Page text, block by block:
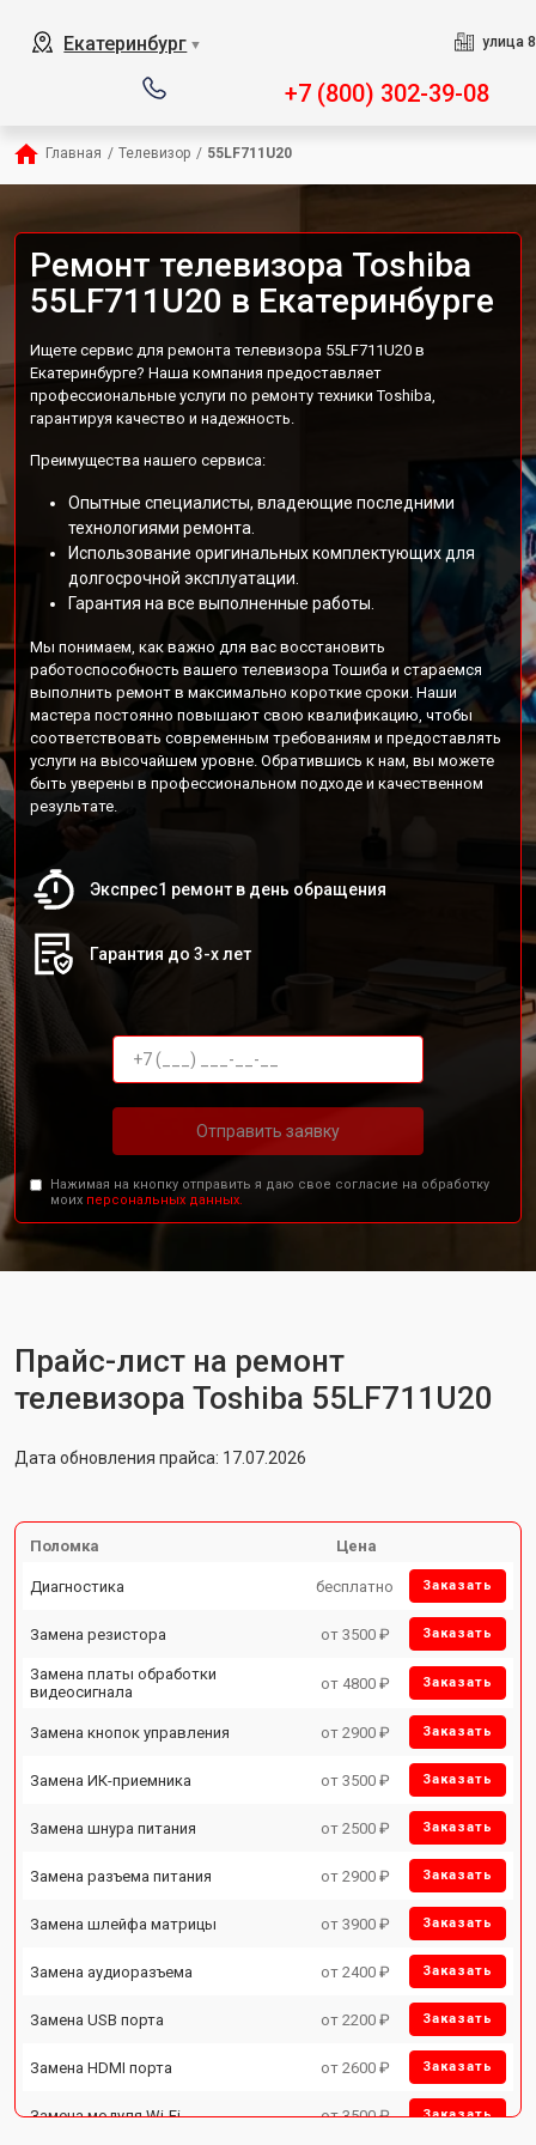
Екатеринбург ▼ улица
+7 (800) 302-39-08
Главная / Телевизор / 55LF711U20
Ремонт телевизора Toshiba
55LF711U20 в Екатеринбурге
Ищете сервис для ремонта телевизора 55LF711U20 в
Екатеринбурге? Наша компания предоставляет
профессиональные услуги по ремонту техники Toshiba,
гарантируя качество и надежность.
Преимущества нашего сервиса:
Опытные специалисты, владеющие последними
технологиями ремонта.
Использование оригинальных комплектующих для
долгосрочной эксплуатации.
Гарантия на все выполненные работы.
Мы понимаем, как важно для вас восстановить
работоспособность вашего телевизора Тошиба и стараемся
выполнить ремонт в максимально короткие сроки. Наши
мастера постоянно повышают свою квалификацию, чтобы
соответствовать современным требованиям и предоставлять
услуги на высочайшем уровне. Обратившись к нам, вы можете
быть уверены в профессиональном подходе и качественном
результате.
Экспрес1 ремонт в день обращения
Гарантия до 3-х лет
Отправить заявку
Нажимая на кнопку отправить я даю свое согласие на обработку
моих персональных данных.
Прайс-лист на ремонт
телевизора Toshiba 55LF711U20
Дата обновления прайса: 17.07.2026
Поломка Цена
Диагностика бесплатно Заказать
Замена резистора от 3500 ₽ Заказать
Замена платы обработки
видеосигнала
от 4800 ₽ Заказать
Замена кнопок управления от 2900 ₽ Заказать
Замена ИК-приемника от 3500 ₽ Заказать
Замена шнура питания от 2500 ₽ Заказать
Замена разъема питания от 2900 ₽ Заказать
Замена шлейфа матрицы от 3900 ₽ Заказать
Замена аудиоразъема от 2400 ₽ Заказать
Замена USB порта от 2200 ₽ Заказать
Замена HDMI порта от 2600 ₽ Заказать
Замена модуля Wi-Fi от 3500 ₽ Заказать